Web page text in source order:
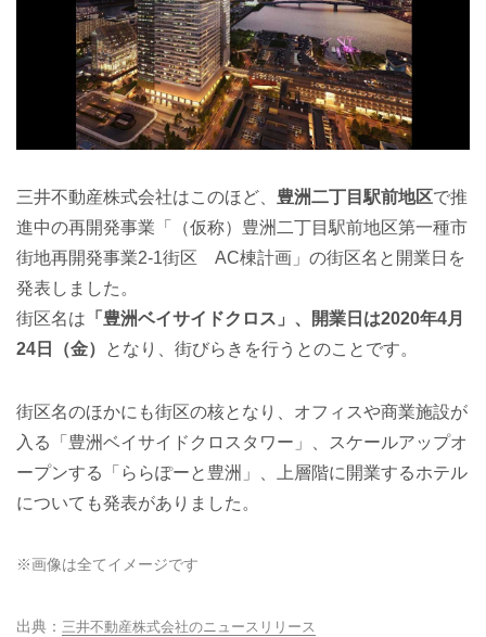
三井不動産株式会社はこのほど、 豊洲二丁目駅前地区で推
進中の再開発事業「（仮称）豊洲二丁目駅前地区第一種市
街地再開発事業2-1街区 AC棟計画」の街区名と開業日を
発表しました。
街区名は 「豊洲ベイサイドクロス」、開業日は2020年4月
24日（金）
となり、街びらきを行うとのことです。
街区名のほかにも街区の核となり、オフィスや商業施設が
入る「豊洲ベイサイドクロスタワー」、スケールアップオ
ープンする「ららぽーと豊洲」、上層階に開業するホテル
についても発表がありました。
※画像は全てイメージです
三井不動産株式会社のニュースリリース